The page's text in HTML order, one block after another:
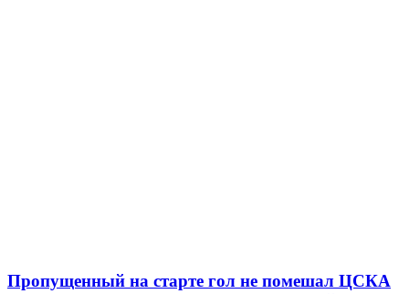
Пропущенный на старте гол не помешал ЦСКА